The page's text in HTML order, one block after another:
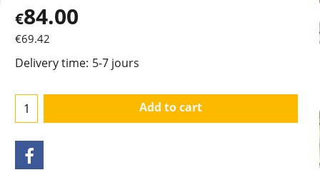
€84.00
€69.42
Delivery time: 5-7 jours
Add to cart